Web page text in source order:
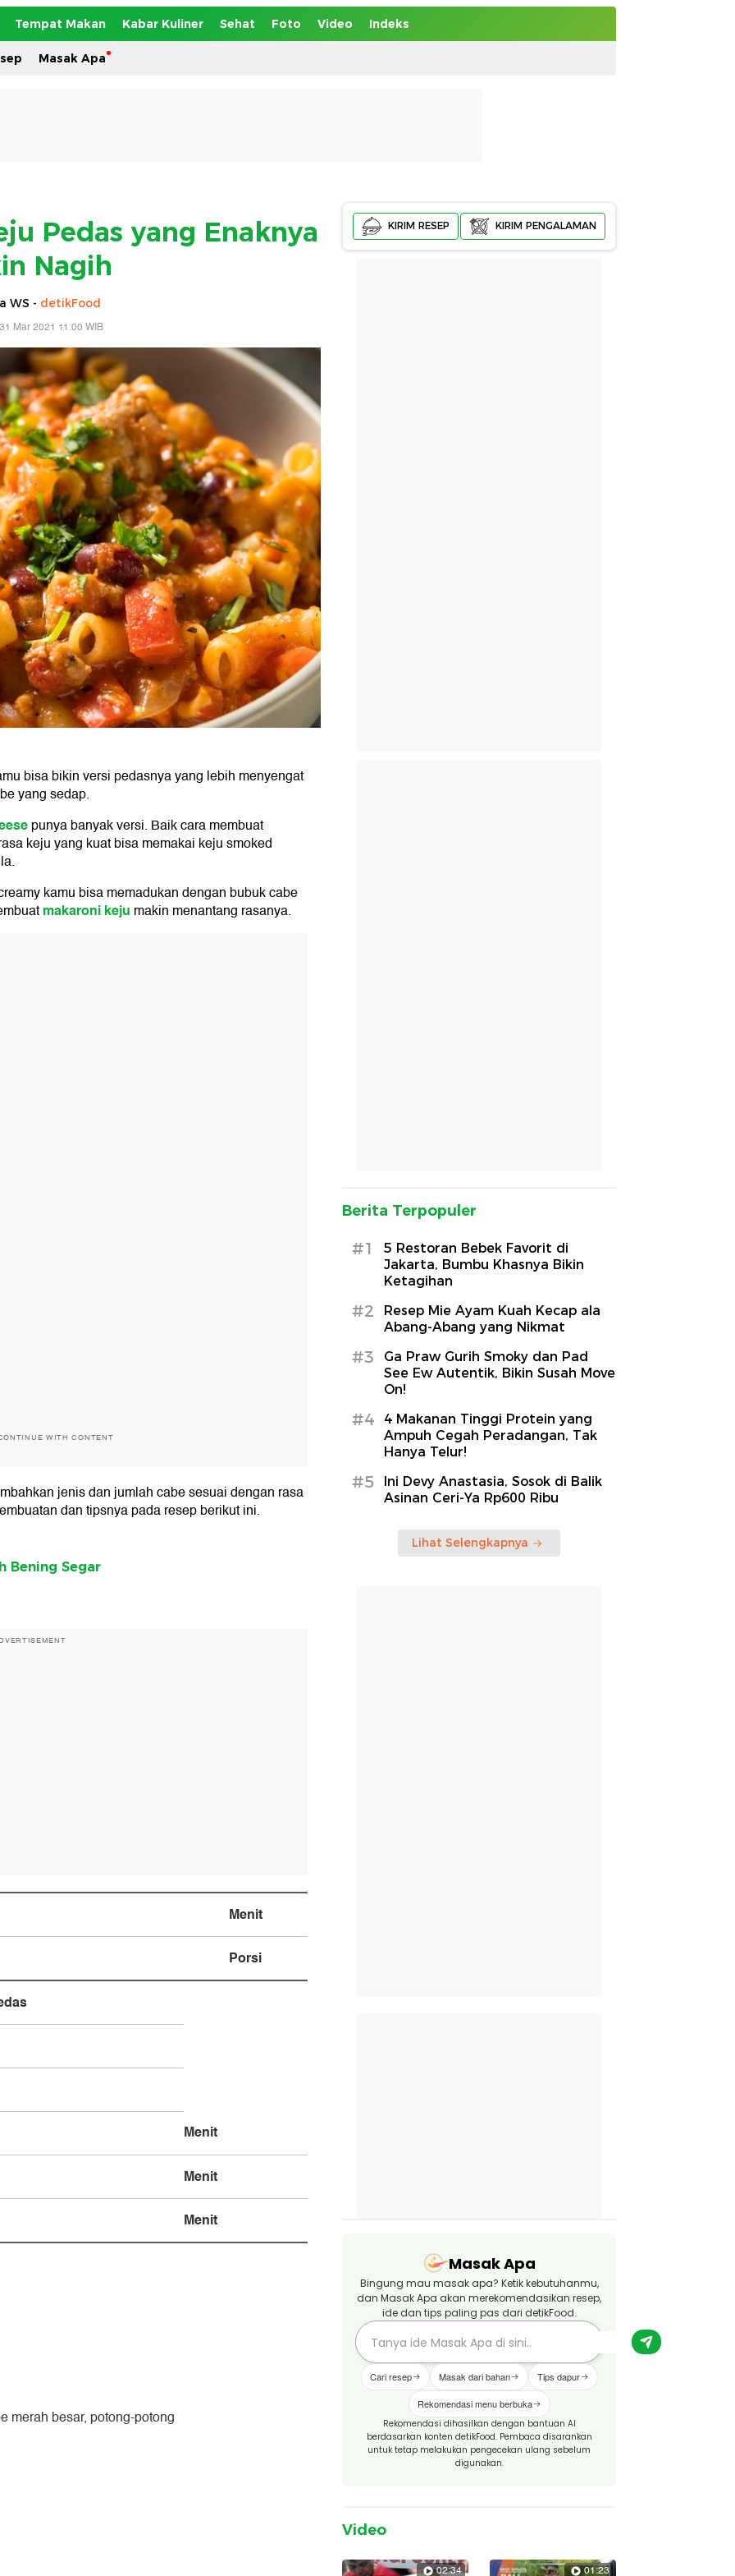
Tempat Makan Kabar Kuliner Sehat Foto Video Indeks
Masak Apa
Pedas yang Enaknya
Nagih
WS - detikFood
Mar 2021 11:00 WIB
bisa bikin versi pedasnya yang lebih menyengat
yang sedap.
punya banyak versi. Baik cara membuat
keju yang kuat bisa memakai keju smoked
kamu bisa memadukan dengan bubuk cabe
makaroni keju makin menantang rasanya.
WITH CONTENT
jenis dan jumlah cabe sesuai dengan rasa
dan tipsnya pada resep berikut ini.
Bening Segar
Menit
Porsi
Menit
Menit
Menit
merah besar, potong-potong
KIRIM RESEP KIRIM PENGALAMAN
Berita Terpopuler
#1
5 Restoran Bebek Favorit di
Jakarta, Bumbu Khasnya Bikin
Ketagihan
#2
Resep Mie Ayam Kuah Kecap ala
Abang-Abang yang Nikmat
#3
Ga Praw Gurih Smoky dan Pad
See Ew Autentik, Bikin Susah Move
On!
#4
4 Makanan Tinggi Protein yang
Ampuh Cegah Peradangan, Tak
Hanya Telur!
#5
Ini Devy Anastasia, Sosok di Balik
Asinan Ceri-Ya Rp600 Ribu
Lihat Selengkapnya
Masak Apa
Bingung mau masak apa? Ketik kebutuhanmu,
dan Masak Apa akan merekomendasikan resep,
ide dan tips paling pas dari detikFood.
Cari resep Masak dari bahan Tips dapur
Rekomendasi menu berbuka
Rekomendasi dihasilkan dengan bantuan AI
berdasarkan konten detikFood. Pembaca disarankan
untuk tetap melakukan pengecekan ulang sebelum
digunakan.
Video
02:34 01:23